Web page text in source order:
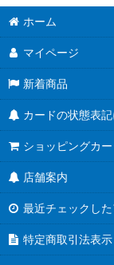
ホーム
マイページ
新着商品
カードの状態表
ショッピングカー
店舗案内
最近チェックし
特定商取引法表示